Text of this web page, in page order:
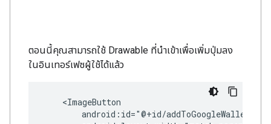
ตอนนี้คุณสามารถใช้ Drawable ที่นำเข้าเพื่อเพิ่มปุ่มลง
ในอินเทอร์เฟซผู้ใช้ได้แล้ว